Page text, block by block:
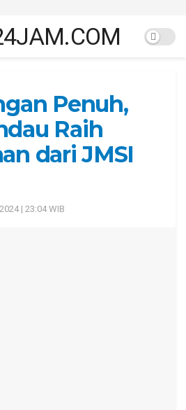
Penuh,
Raih
dari JMSI
| 23:04 WIB